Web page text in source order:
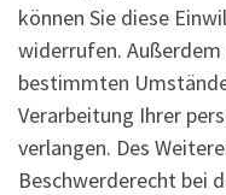
können Sie diese
widerrufen. Außerdem
bestimmten
Verarbeitung Ihrer
verlangen. Des
Beschwerderecht bei